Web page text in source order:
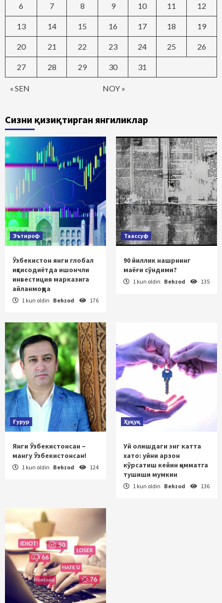
« SEN NOY »
6 7 8 9 10 11 12
13 14 15 16 17 18 19
20 21 22 23 24 25 26
27 28 29 30 31
Сизни қизиқтирган янгиликлар
Эътироф
Ўзбекистон янги глобал
иқтисодиётда ишончли
инвестиция марказига
айланмоқда
1 kun oldin Behzod 176
Таассуф
90 йиллик нашрнинг
маёғи сўндими?
1 kun oldin Behzod 135
Ғурур
Янги Ўзбекистонсан –
мангу Ўзбекистонсан!
1 kun oldin Behzod 124
Ҳуқуқ
Уй олишдаги энг катта
хато: уйни арзон
кўрсатиш кейин қимматга
тушиши мумкин
1 kun oldin Behzod 136